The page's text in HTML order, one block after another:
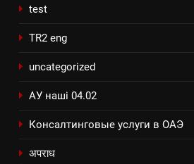
test
TR2 eng
uncategorized
АУ наші 04.02
Консалтинговые услуги в ОАЭ
अपराध